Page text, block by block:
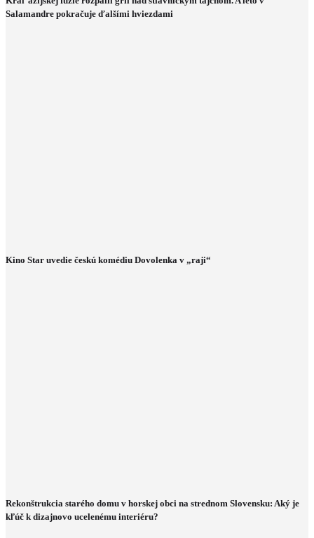
Salamandre pokračuje ďalšími hviezdami
Kino Star uvedie českú komédiu Dovolenka v „raji“
Rekonštrukcia starého domu v horskej obci na strednom Slovensku: Aký je
kľúč k dizajnovo ucelenému interiéru?